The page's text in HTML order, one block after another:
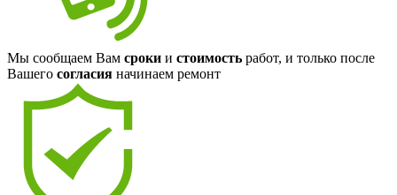
Мы сообщаем Вам сроки и стоимость работ, и только после
Вашего согласия начинаем ремонт